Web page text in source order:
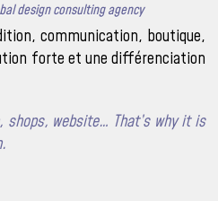
design consulting agency
communication, boutique,
forte et une différenciation
website… That’s why it is